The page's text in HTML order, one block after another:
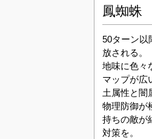
鳳蜘蛛
50ターン以
放される。
地味に色々
マップが広
土属性と闇
物理防御が
持ちの敵が
対策を。